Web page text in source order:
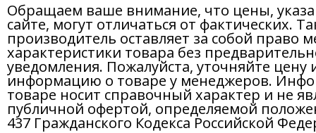
Обращаем ваше внимание, что цены,
сайте, могут отличаться от фактических.
производитель оставляет за собой право
характеристики товара без
уведомления. Пожалуйста, уточняйте цену
информацию о товаре у менеджеров.
товаре носит справочный характер и не
публичной офертой, определяемой
437 Гражданского Кодекса Российской